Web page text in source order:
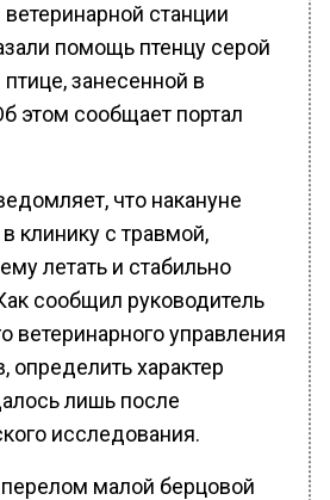
станции
помощь птенцу серой
занесенной в
этом сообщает портал
что накануне
клинику с травмой,
летать и стабильно
сообщил руководитель
ветеринарного управления
характер
лишь после
исследования.
перелом малой берцовой